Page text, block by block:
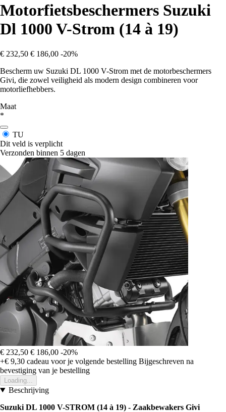
Motorfietsbeschermers Suzuki
Dl 1000 V-Strom (14 à 19)
€ 232,50 € 186,00 -20%
Bescherm uw Suzuki DL 1000 V-Strom met de motorbeschermers
Givi, die zowel veiligheid als modern design combineren voor
motorliefhebbers.
Maat
*
TU
Dit veld is verplicht
Verzonden binnen 5 dagen
€ 232,50 € 186,00 -20%
+€ 9,30 cadeau voor je volgende bestelling Bijgeschreven na
bevestiging van je bestelling
Loading...
Beschrijving
Suzuki DL 1000 V-STROM (14 à 19) - Zaakbewakers Givi